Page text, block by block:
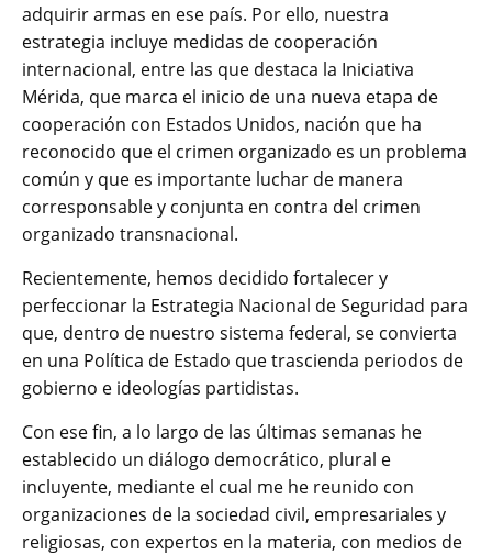
adquirir armas en ese país. Por ello, nuestra
estrategia incluye medidas de cooperación
internacional, entre las que destaca la Iniciativa
Mérida, que marca el inicio de una nueva etapa de
cooperación con Estados Unidos, nación que ha
reconocido que el crimen organizado es un problema
común y que es importante luchar de manera
corresponsable y conjunta en contra del crimen
organizado transnacional.
Recientemente, hemos decidido fortalecer y
perfeccionar la Estrategia Nacional de Seguridad para
que, dentro de nuestro sistema federal, se convierta
en una Política de Estado que trascienda periodos de
gobierno e ideologías partidistas.
Con ese fin, a lo largo de las últimas semanas he
establecido un diálogo democrático, plural e
incluyente, mediante el cual me he reunido con
organizaciones de la sociedad civil, empresariales y
religiosas, con expertos en la materia, con medios de